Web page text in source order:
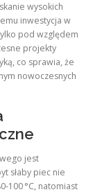
wysokich
inwestycja w
pod względem
projekty
co sprawia, że
nowoczesnych
jest
słaby piec nie
°C, natomiast